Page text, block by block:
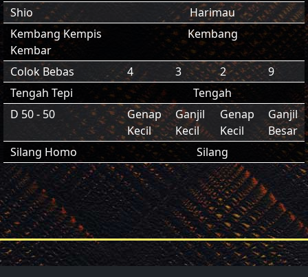
Shio
Harimau
Kembang Kempis
Kembar
Kembang
Colok Bebas 4 3 2
9
Tengah Tepi
Tengah
D 50 - 50
Genap
Kecil
Ganjil
Kecil
Genap
Kecil
Ganjil
Besar
Silang Homo
Silang